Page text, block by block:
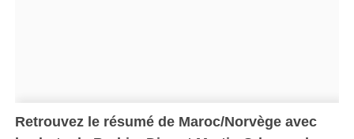
Retrouvez le résumé de Maroc/Norvège avec